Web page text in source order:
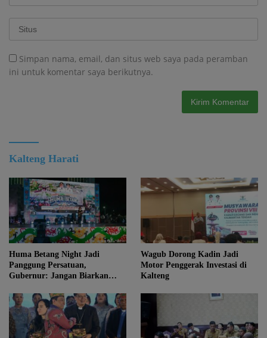
Simpan nama, email, dan situs web saya pada peramban
ini untuk komentar saya berikutnya.
Kalteng Harati
Huma Betang Night Jadi
Panggung Persatuan,
Gubernur: Jangan Biarkan
Kalteng
Wagub Dorong Kadin Jadi
Motor Penggerak Investasi di
Kalteng